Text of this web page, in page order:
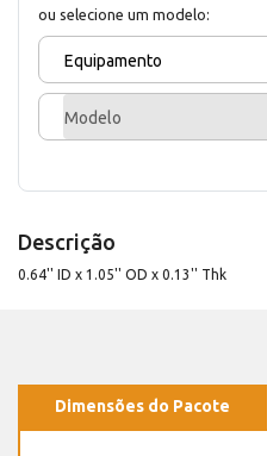
ou selecione um modelo:
Equipamento
Modelo
Descrição
0.64'' ID x 1.05'' OD x 0.13'' Thk
Dimensões do Pacote